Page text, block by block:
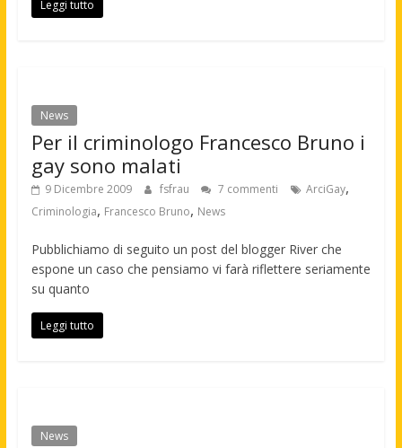
Leggi tutto
News
Per il criminologo Francesco Bruno i
gay sono malati
9 Dicembre 2009 fsfrau 7 commenti ArciGay,
Criminologia, Francesco Bruno, News
Pubblichiamo di seguito un post del blogger River che
espone un caso che pensiamo vi farà riflettere seriamente
su quanto
Leggi tutto
News